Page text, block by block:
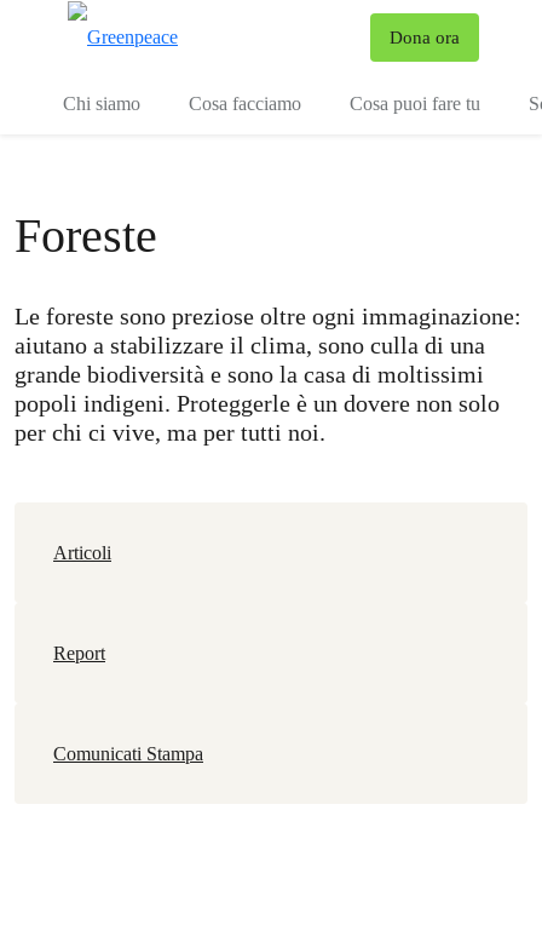
Dona ora
Chi siamo Cosa facciamo Cosa puoi fare tu
Foreste
Le foreste sono preziose oltre ogni immaginazione:
aiutano a stabilizzare il clima, sono culla di una
grande biodiversità e sono la casa di moltissimi
popoli indigeni. Proteggerle è un dovere non solo
per chi ci vive, ma per tutti noi.
Articoli
Report
Comunicati Stampa